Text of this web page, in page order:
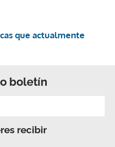
que actualmente
boletín
recibir